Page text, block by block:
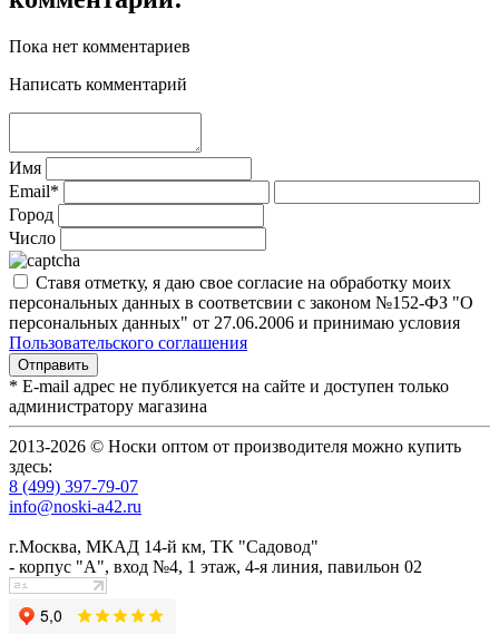
Пока нет комментариев
Написать комментарий
Имя
Email*
Город
Число
Ставя отметку, я даю свое согласие на обработку моих
персональных данных в соответсвии с законом №152-ФЗ "О
персональных данных" от 27.06.2006 и принимаю условия
Пользовательского соглашения
* E-mail адрес не публикуется на сайте и доступен только
администратору магазина
2013-2026 © Носки оптом от производителя можно купить
здесь:
8 (499) 397-79-07
info@noski-a42.ru
г.Москва, МКАД 14-й км, ТК "Садовод"
- корпус "А", вход №4, 1 этаж, 4-я линия, павильон 02